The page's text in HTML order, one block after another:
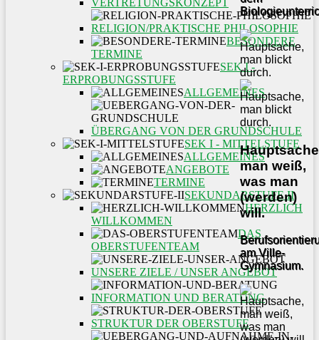
man weiß,
was man
(werden)
will.
am Ville-
Gymnasium.
RELIGION/PRAKTISCHE PHILOSOPHIE
BESONDERE
TERMINE
SEK I -
ERPROBUNGSSTUFE
ALLGEMEINES
ÜBERGANG VON DER GRUNDSCHULE
SEK I - MITTELSTUFE
ALLGEMEINES
ANGEBOTE
TERMINE
SEKUNDARSTUFE II
HERZLICH
WILLKOMMEN
DAS
OBERSTUFENTEAM
UNSERE ZIELE / UNSER ANGEBOT
INFORMATION UND BERATUNG
STRUKTUR DER OBERSTUFE